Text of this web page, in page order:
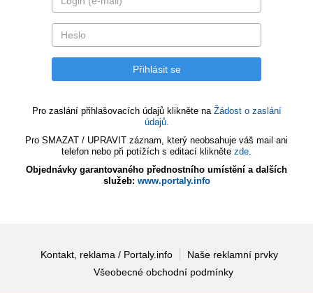
Pro zaslání přihlašovacích údajů klikněte na Žádost o zaslání
údajů.
Pro SMAZAT / UPRAVIT záznam, který neobsahuje váš mail ani
telefon nebo při potížích s editací klikněte zde.
Objednávky garantovaného přednostního umístění a dalších
služeb: www.portaly.info
Kontakt, reklama / Portaly.info
Naše reklamní prvky
Všeobecné obchodní podmínky